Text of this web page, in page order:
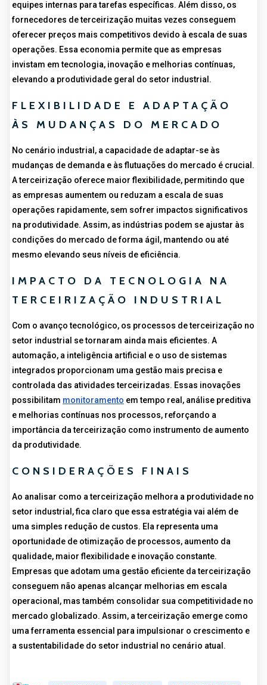
equipes internas para tarefas específicas. Além disso, os
fornecedores de terceirização muitas vezes conseguem
oferecer preços mais competitivos devido à escala de suas
operações. Essa economia permite que as empresas
invistam em tecnologia, inovação e melhorias contínuas,
elevando a produtividade geral do setor industrial.
FLEXIBILIDADE E ADAPTAÇÃO
ÀS MUDANÇAS DO MERCADO
No cenário industrial, a capacidade de adaptar-se às
mudanças de demanda e às flutuações do mercado é crucial.
A terceirização oferece maior flexibilidade, permitindo que
as empresas aumentem ou reduzam a escala de suas
operações rapidamente, sem sofrer impactos significativos
na produtividade. Assim, as indústrias podem se ajustar às
condições do mercado de forma ágil, mantendo ou até
mesmo elevando seus níveis de eficiência.
IMPACTO DA TECNOLOGIA NA
TERCEIRIZAÇÃO INDUSTRIAL
Com o avanço tecnológico, os processos de terceirização no
setor industrial se tornaram ainda mais eficientes. A
automação, a inteligência artificial e o uso de sistemas
integrados proporcionam uma gestão mais precisa e
controlada das atividades terceirizadas. Essas inovações
possibilitam monitoramento em tempo real, análise preditiva
e melhorias contínuas nos processos, reforçando a
importância da terceirização como instrumento de aumento
da produtividade.
CONSIDERAÇÕES FINAIS
Ao analisar como a terceirização melhora a produtividade no
setor industrial, fica claro que essa estratégia vai além de
uma simples redução de custos. Ela representa uma
oportunidade de otimização de processos, aumento da
qualidade, maior flexibilidade e inovação constante.
Empresas que adotam uma gestão eficiente da terceirização
conseguem não apenas alcançar melhorias em escala
operacional, mas também consolidar sua competitividade no
mercado globalizado. Assim, a terceirização emerge como
uma ferramenta essencial para impulsionar o crescimento e
a sustentabilidade do setor industrial no cenário atual.